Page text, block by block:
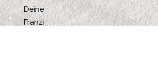
Deine
Franzi